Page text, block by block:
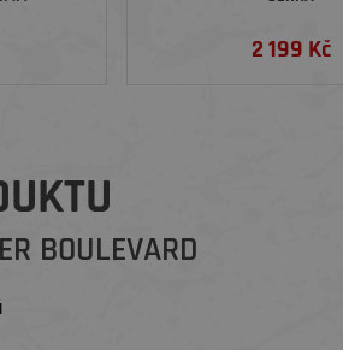
2 199 Kč
BOULEVARD